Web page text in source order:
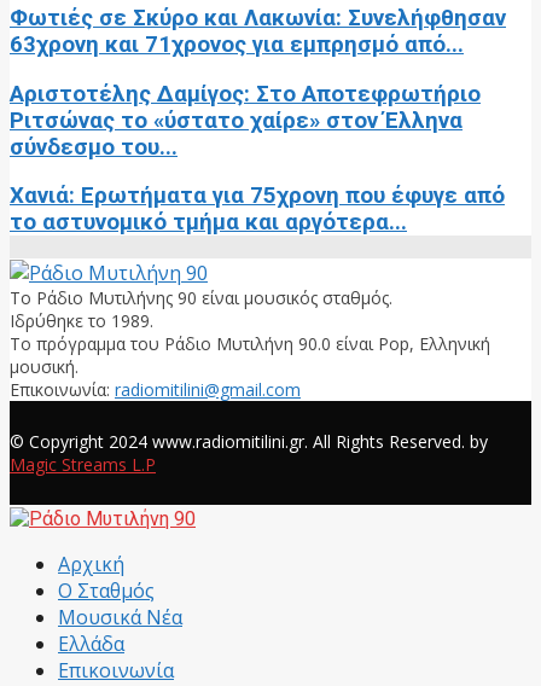
Φωτιές σε Σκύρο και Λακωνία: Συνελήφθησαν
63χρονη και 71χρονος για εμπρησμό από...
Αριστοτέλης Δαμίγος: Στο Αποτεφρωτήριο
Ριτσώνας το «ύστατο χαίρε» στον Έλληνα
σύνδεσμο του...
Χανιά: Ερωτήματα για 75χρονη που έφυγε από
το αστυνομικό τμήμα και αργότερα...
Το Ράδιο Μυτιλήνης 90 είναι μουσικός σταθμός.
Ιδρύθηκε το 1989.
Το πρόγραμμα του Ράδιο Μυτιλήνη 90.0 είναι Pop, Ελληνική
μουσική.
Επικοινωνία: radiomitilini@gmail.com
© Copyright 2024 www.radiomitilini.gr. All Rights Reserved. by
Magic Streams L.P
Αρχική
Ο Σταθμός
Μουσικά Νέα
Ελλάδα
Επικοινωνία